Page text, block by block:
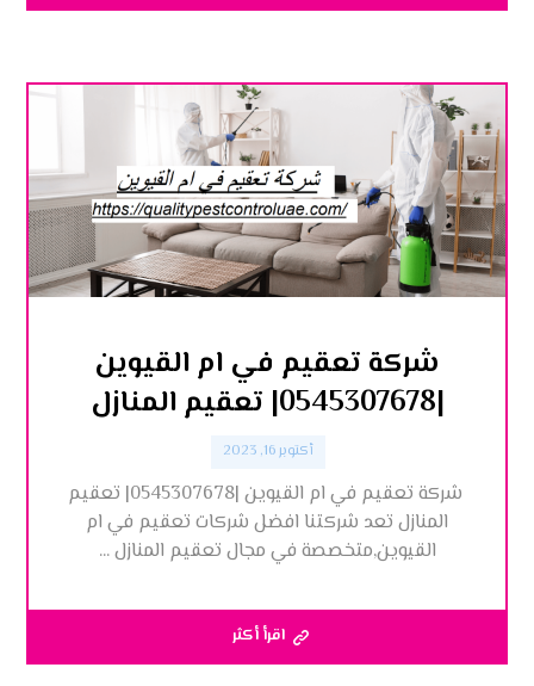
شركة تعقيم في ام القيوين
|0545307678| تعقيم المنازل
أكتوبر 16, 2023
شركة تعقيم في ام القيوين |0545307678| تعقيم
المنازل تعد شركتنا افضل شركات تعقيم في ام
القيوين,متخصصة في مجال تعقيم المنازل ...
اقرأ أكثر